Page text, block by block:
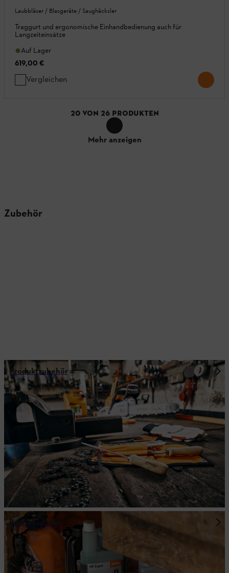
Laubbläser / Blasgeräte / Saughäcksler
Traggurt und ergonomische Einhandbedienung auch für
Langzeiteinsätze
Auf Lager
619,00 €
Vergleichen
20 VON 26 PRODUKTEN
Mehr anzeigen
Zubehör
Produktzubehör
Betriebsstoffe